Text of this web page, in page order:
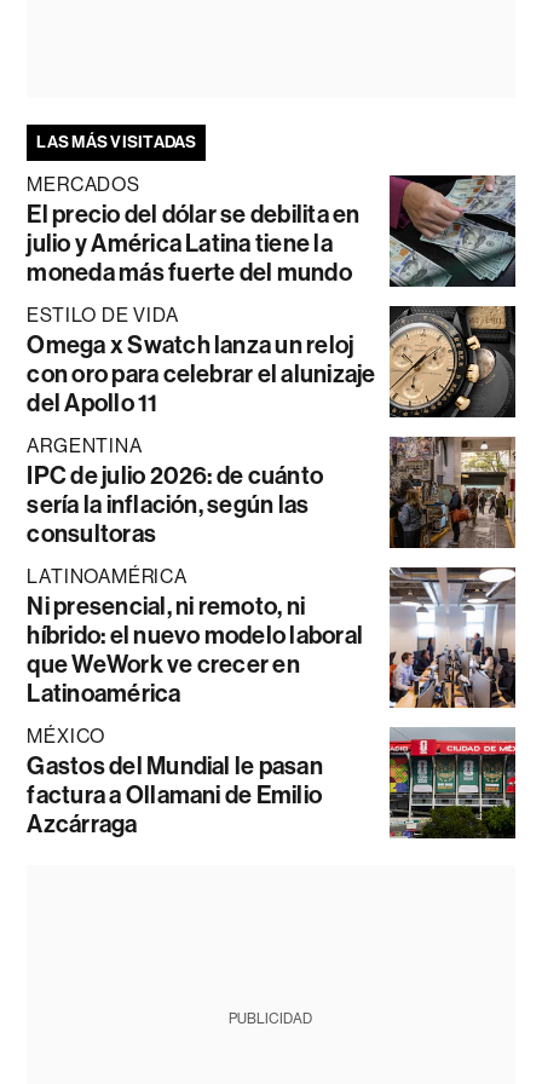
LAS MÁS VISITADAS
MERCADOS
El precio del dólar se debilita en
julio y América Latina tiene la
moneda más fuerte del mundo
ESTILO DE VIDA
Omega x Swatch lanza un reloj
con oro para celebrar el alunizaje
del Apollo 11
ARGENTINA
IPC de julio 2026: de cuánto
sería la inflación, según las
consultoras
LATINOAMÉRICA
Ni presencial, ni remoto, ni
híbrido: el nuevo modelo laboral
que WeWork ve crecer en
Latinoamérica
MÉXICO
Gastos del Mundial le pasan
factura a Ollamani de Emilio
Azcárraga
PUBLICIDAD